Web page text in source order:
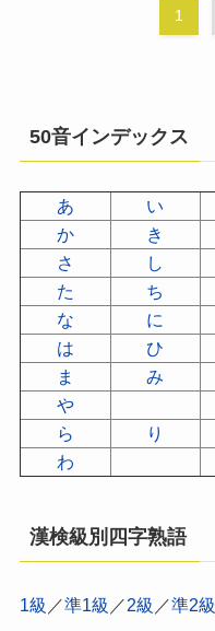
1
50音インデックス
あ い
か
き
さ
し
た
ち
な
に
は
ひ
ま
み
や
ら
り
わ
漢検級別四字熟語
1級 ／準1級 ／2級 ／準2級